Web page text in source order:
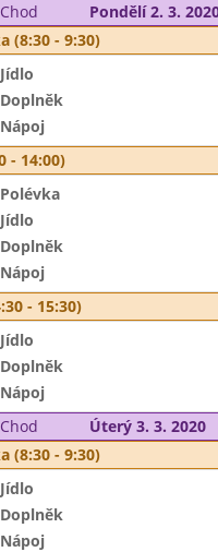
Chod
Pondělí 2. 3.
(8:30 - 9:30)
Jídlo
Doplněk
Nápoj
- 14:00)
Polévka
Jídlo
Doplněk
Nápoj
- 15:30)
Jídlo
Doplněk
Nápoj
Chod
Úterý 3. 3. 2020
(8:30 - 9:30)
Jídlo
Doplněk
Nápoj